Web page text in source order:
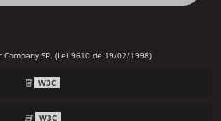
SP. (Lei 9610 de 19/02/1998)
W3C
W3C